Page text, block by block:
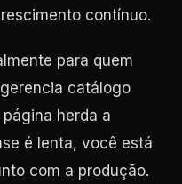
contínuo.
para quem
catálogo
herda a
é lenta, você está
com a produção.